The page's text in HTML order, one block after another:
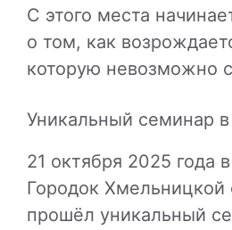
С этого места
о том, как
которую невозможно
Уникальный семинар
21 октября 2025 года
Городок Хмельницкой
прошёл уникальный